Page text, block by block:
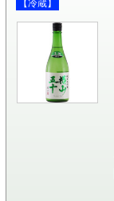
【冷蔵】